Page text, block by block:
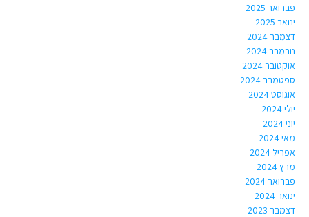
פברואר 2025
ינואר 2025
דצמבר 2024
נובמבר 2024
אוקטובר 2024
ספטמבר 2024
אוגוסט 2024
יולי 2024
יוני 2024
מאי 2024
אפריל 2024
מרץ 2024
פברואר 2024
ינואר 2024
דצמבר 2023